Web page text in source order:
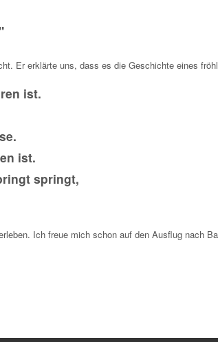
Er erklärte uns, dass es die Geschichte eines
ist.
ist.
springt,
Ich freue mich schon auf den Ausflug nach